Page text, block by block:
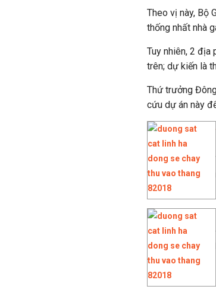
Theo vị này, Bộ
thống nhất nhà
Tuy nhiên, 2 địa
trên; dự kiến là
Thứ trưởng
cứu dự án này